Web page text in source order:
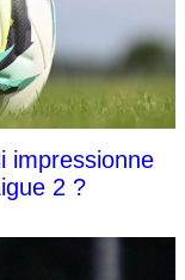
impressionne
2 ?